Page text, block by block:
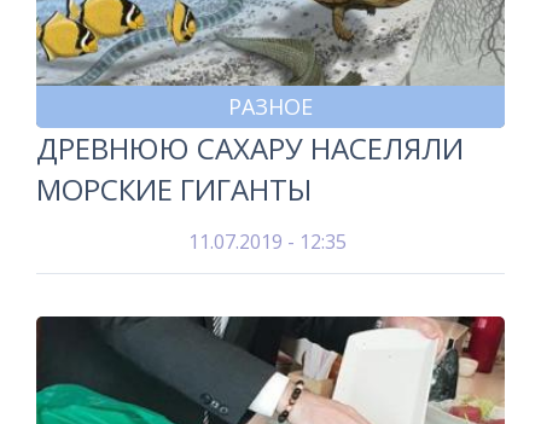
РАЗНОЕ
ДРЕВНЮЮ САХАРУ НАСЕЛЯЛИ
МОРСКИЕ ГИГАНТЫ
11.07.2019 - 12:35